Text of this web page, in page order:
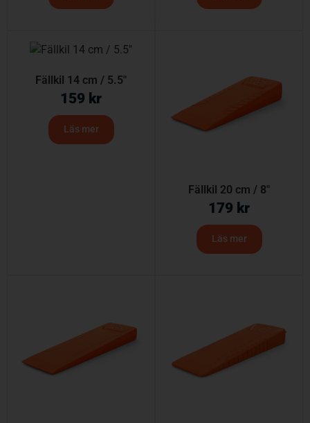
Fällkil 14 cm / 5.5″
159 kr
Läs mer
Fällkil 20 cm / 8″
179 kr
Läs mer